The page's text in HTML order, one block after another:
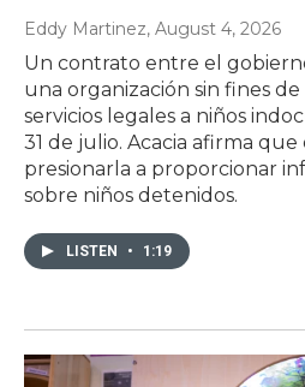
Eddy Martinez, August 4, 2026
Un contrato entre el
una organización sin fines
servicios legales a niños
31 de julio. Acacia afirma
presionarla a proporcionar
sobre niños detenidos.
LISTEN • 1:19